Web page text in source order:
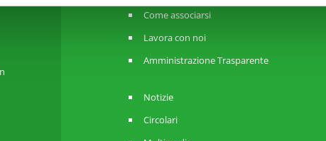
Come associarsi
Lavora con noi
Amministrazione Trasparente
Notizie
Circolari